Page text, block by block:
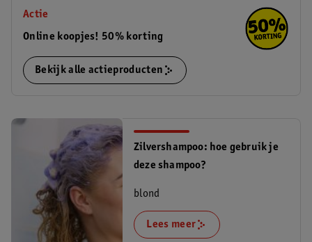
Actie
Online koopjes! 50% korting
Bekijk alle actieproducten
Zilvershampoo: hoe gebruik je
deze shampoo?
blond
Lees meer